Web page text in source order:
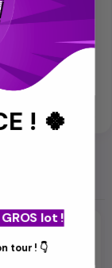
acheté :
! 🍀
in:
lot !
tour ! 👇